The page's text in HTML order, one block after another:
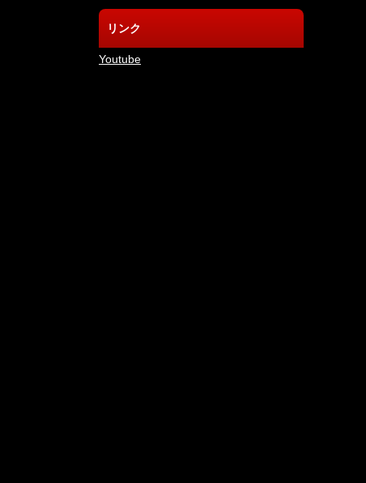
リンク
Youtube